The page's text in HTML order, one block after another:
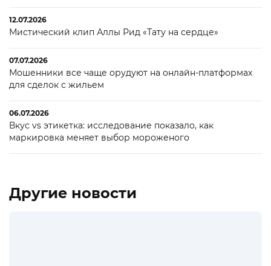
12.07.2026
Мистический клип Аллы Рид «Тату на сердце»
07.07.2026
Мошенники все чаще орудуют на онлайн-платформах
для сделок с жильем
06.07.2026
Вкус vs этикетка: исследование показало, как
маркировка меняет выбор мороженого
Другие новости